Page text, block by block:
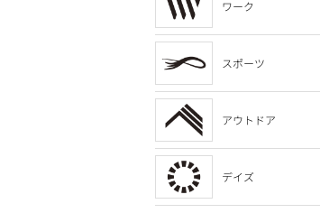
ワーク
スポーツ
アウトドア
デイズ